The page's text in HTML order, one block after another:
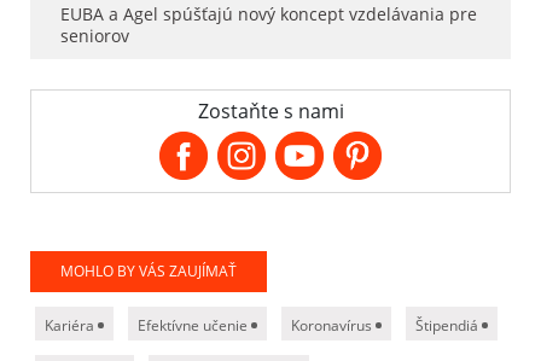
EUBA a Agel spúšťajú nový koncept vzdelávania pre
seniorov
Zostaňte s nami
MOHLO BY VÁS ZAUJÍMAŤ
Kariéra Efektívne učenie Koronavírus Štipendiá